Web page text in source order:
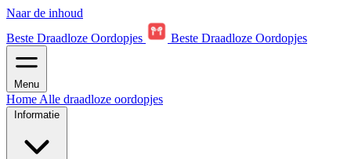
Naar de inhoud
Beste Draadloze Oordopjes
Beste Draadloze Oordopjes
Menu
Home Alle draadloze oordopjes
Informatie